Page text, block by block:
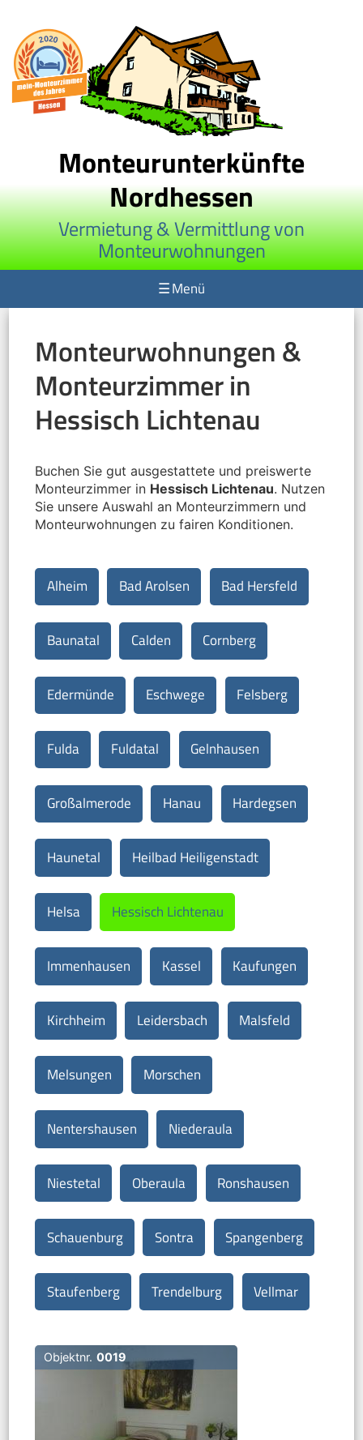
Monteurunterkünfte
Nordhessen
Vermietung & Vermittlung von
Monteurwohnungen
☰Menü
Monteurwohnungen &
Monteurzimmer in
Hessisch Lichtenau
Buchen Sie gut ausgestattete und preiswerte
Monteurzimmer in Hessisch Lichtenau. Nutzen
Sie unsere Auswahl an Monteurzimmern und
Monteurwohnungen zu fairen Konditionen.
Alheim Bad Arolsen Bad Hersfeld
Baunatal Calden Cornberg
Edermünde Eschwege Felsberg
Fulda Fuldatal Gelnhausen
Großalmerode Hanau Hardegsen
Haunetal Heilbad Heiligenstadt
Helsa Hessisch Lichtenau
Immenhausen Kassel Kaufungen
Kirchheim Leidersbach Malsfeld
Melsungen Morschen
Nentershausen Niederaula
Niestetal Oberaula Ronshausen
Schauenburg Sontra Spangenberg
Staufenberg Trendelburg Vellmar
Objektnr. 0019